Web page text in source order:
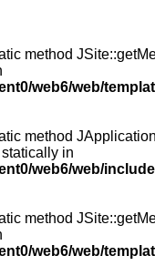
method
web6/web/
method
in
web6/web/
method
web6/web/